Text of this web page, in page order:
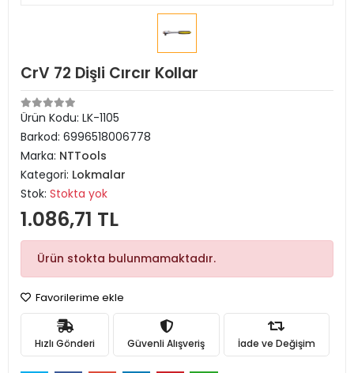
CrV 72 Dişli Cırcır Kollar
Ürün Kodu: LK-1105
Barkod: 6996518006778
Marka: NTTools
Kategori: Lokmalar
Stok: Stokta yok
1.086,71 TL
Ürün stokta bulunmamaktadır.
Favorilerime ekle
Hızlı Gönderi Güvenli Alışveriş İade ve Değişim